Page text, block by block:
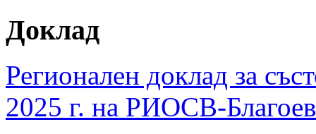
Доклад
Регионален доклад за
2025 г. на РИОСВ-